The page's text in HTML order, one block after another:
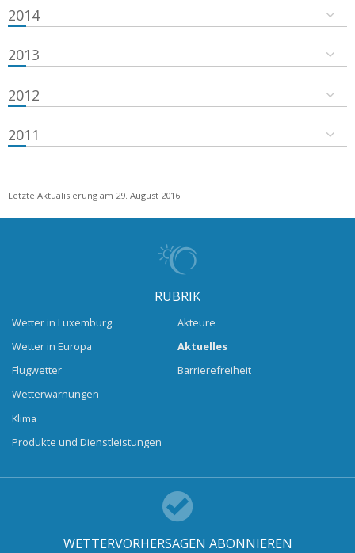
2014
2013
2012
2011
Letzte Aktualisierung am 29. August 2016
RUBRIK
Wetter in Luxemburg
Wetter in Europa
Flugwetter
Wetterwarnungen
Klima
Produkte und Dienstleistungen
Akteure
Aktuelles
Barrierefreiheit
WETTERVORHERSAGEN ABONNIEREN